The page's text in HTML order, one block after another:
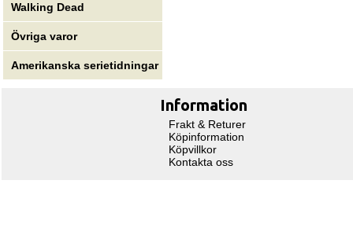
Walking Dead
Övriga varor
Amerikanska serietidningar
Information
Frakt & Returer
Köpinformation
Köpvillkor
Kontakta oss